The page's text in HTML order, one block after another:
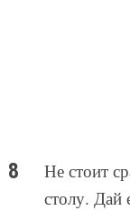
Не стоит
столу. Дай